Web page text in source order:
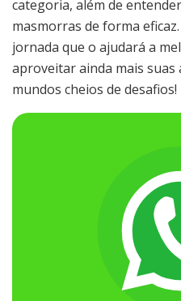
categoria, além de
masmorras de forma
jornada que o ajudará a
aproveitar ainda mais
mundos cheios de desafios!